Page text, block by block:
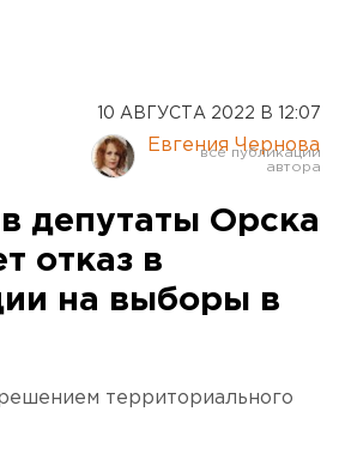
10 АВГУСТА 2022 В 12:07
Евгения Чернова
депутаты Орска
отказ в
на выборы в
территориального